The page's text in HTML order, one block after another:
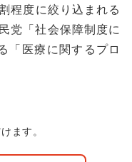
程度に絞り込まれる
党「社会保障制度に
「医療に関するプロ
ます。